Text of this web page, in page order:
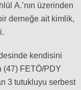
A.’nın üzerinden
derneğe ait kimlik,
kendisini
(47) FETÖ/PDY
3 tutukluyu serbest